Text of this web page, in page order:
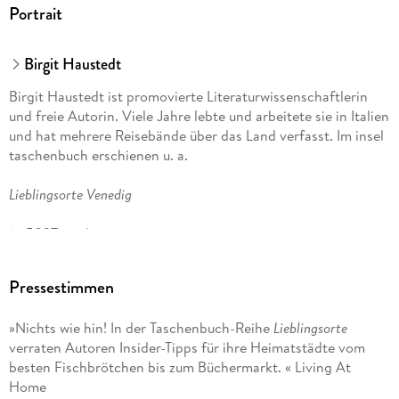
Meta Mollers Grab bei der Christianskirche
Große Festwiese im Stadtpark
Kranzjungfrau der Schiffszimmerer
Waschküche in der Jarrestadt
Alter Schwede und andere Steinreste
Luzifers Kiosk
Caspar Voghts Instenhäuser
Blankeneser Treppen
Haus der Wilden Weiden
Aby Warburgs Bibliothek
Hoheluft und Falkenried
Vorhang des Holi-Kinos
Garten der Frauen auf dem Ohlsdorfer Friedhof
Lindenlaubengang in Fuhlsbüttel
Portrait
Birgit Haustedt
Birgit Haustedt ist promovierte Literaturwissenschaftlerin
und freie Autorin. Viele Jahre lebte und arbeitete sie in Italien
und hat mehrere Reisebände über das Land verfasst. Im insel
taschenbuch erschienen u. a.
Lieblingsorte Venedig
(it 5027) und
Pressestimmen
»Nichts wie hin! In der Taschenbuch-Reihe Lieblingsorte
verraten Autoren Insider-Tipps für ihre Heimatstädte vom
besten Fischbrötchen bis zum Büchermarkt. « Living At
Home